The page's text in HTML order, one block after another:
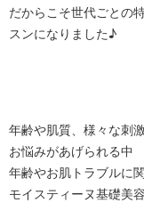
だからこそ世代ごとの
スンになりました♪
年齢や肌質、様々な刺
お悩みがあげられる中
年齢やお肌トラブルに
モイスティーヌ基礎美